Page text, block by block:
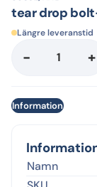
tear drop
Längre leveranstid
-
tear
on
1,18kg
+
Information
Namn